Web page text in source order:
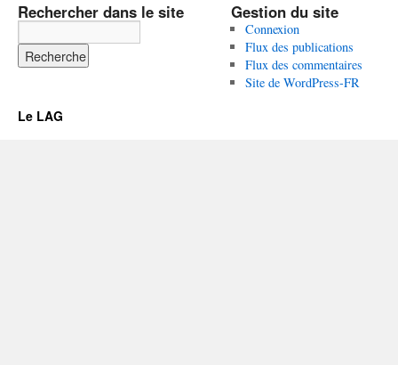
Rechercher dans le site Gestion du site
Connexion
Flux des publications
Flux des commentaires
Site de WordPress-FR
Le LAG